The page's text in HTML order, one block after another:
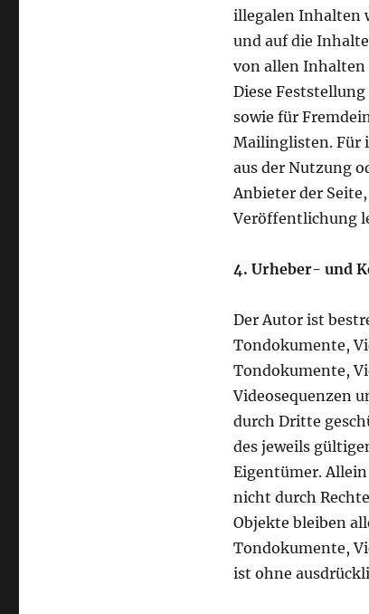
illegalen Inhalten
und auf die
von allen
Diese
sowie für
Mailinglisten. Für
aus der Nutzung
Anbieter der
Veröffentlichung
4. Urheber- und
Der Autor ist
Tondokumente,
Tondokumente,
Videosequenzen
durch Dritte
des jeweils
Eigentümer.
nicht durch
Objekte bleiben
Tondokumente,
ist ohne